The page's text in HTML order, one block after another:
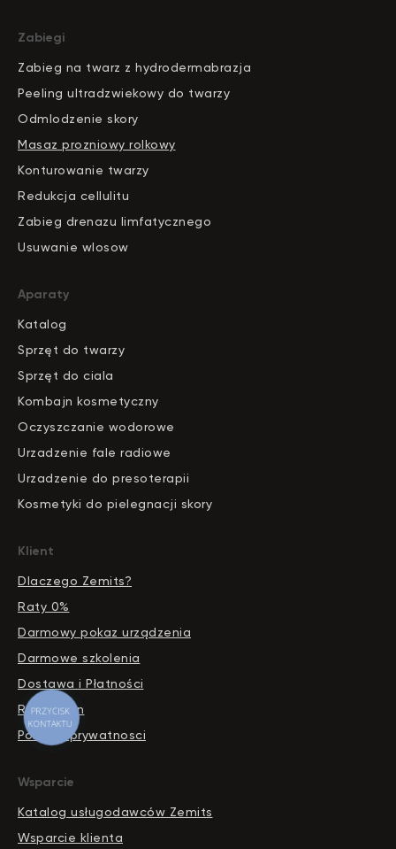
Zabiegi
Zabieg na twarz z hydrodermabrazja
Peeling ultradzwiekowy do twarzy
Odmlodzenie skory
Masaz prozniowy rolkowy
Konturowanie twarzy
Redukcja cellulitu
Zabieg drenazu limfatycznego
Usuwanie wlosow
Aparaty
Katalog
Sprzęt do twarzy
Sprzęt do ciala
Kombajn kosmetyczny
Oczyszczanie wodorowe
Urzadzenie fale radiowe
Urzadzenie do presoterapii
Kosmetyki do pielegnacji skory
Klient
Dlaczego Zemits?
Raty 0%
Darmowy pokaz urządzenia
Darmowe szkolenia
Dostawa i Płatności
Regulamin
Polityka prywatnosci
Wsparcie
Katalog usługodawców Zemits
Wsparcie klienta